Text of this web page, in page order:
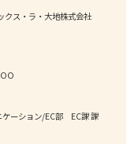
ス・ラ・大地株式会社
ケーション/EC部 EC課 課